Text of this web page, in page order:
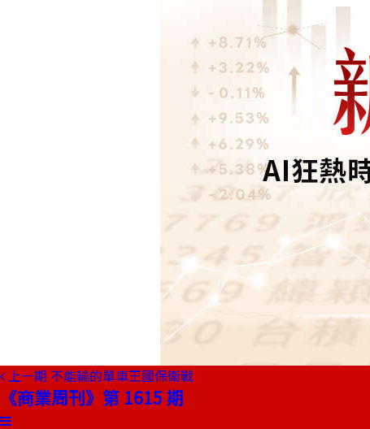
上一期 不能輸的單車王國保衛戰
《商業周刊》第 1615 期